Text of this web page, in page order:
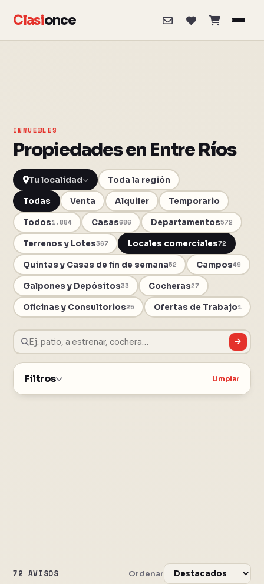
Clasionce
INMUEBLES
Propiedades en Entre Ríos
Toda la región
Todas Venta Alquiler Temporario
Todos1.884 Casas686 Departamentos572
Terrenos y Lotes367 Locales comerciales72
Quintas y Casas de fin de semana52 Campos49
Galpones y Depósitos33 Cocheras27
Oficinas y Consultorios25 Ofertas de Trabajo1
Filtros Limpiar
72 AVISOS Ordenar